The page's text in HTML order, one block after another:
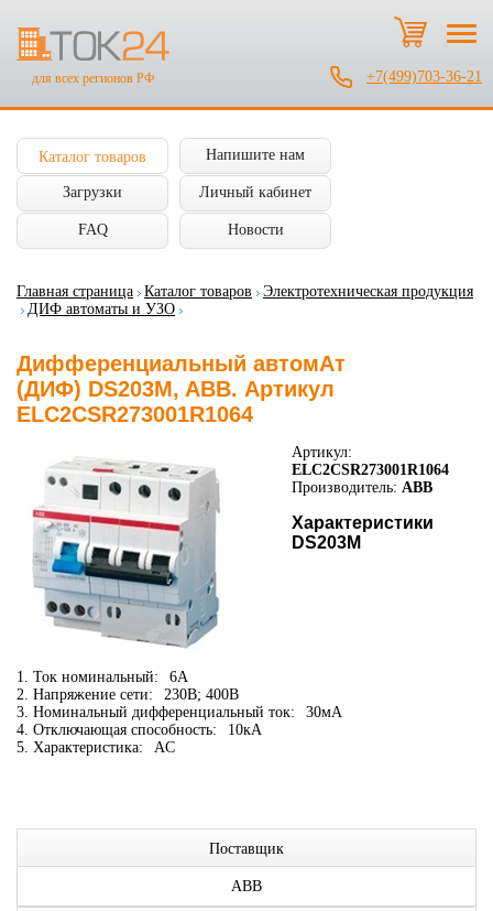
для всех регионов РФ +7(499)703-36-21
Каталог товаров Напишите нам
Загрузки Личный кабинет
FAQ Новости
Главная страница Каталог товаров
Электротехническая продукция
ДИФ автоматы и УЗО
Дифференциальный автомАт
(ДИФ) DS203M, ABB. Артикул
ELC2CSR273001R1064
Артикул:
ELC2CSR273001R1064
Производитель: ABB
Характеристики
DS203M
1. Ток номинальный:
6А
2. Напряжение сети:
230В; 400В
3. Номинальный дифференциальный ток:
30мА
4. Отключающая способность:
10кА
5. Характеристика:
AC
Поставщик
ABB